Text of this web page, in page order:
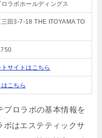
ラボホールディングス
田3-7-18 THE ITOYAMA TO
サイトはこちら
こちら
プロラボの基本情報を
ボはエステティックサ